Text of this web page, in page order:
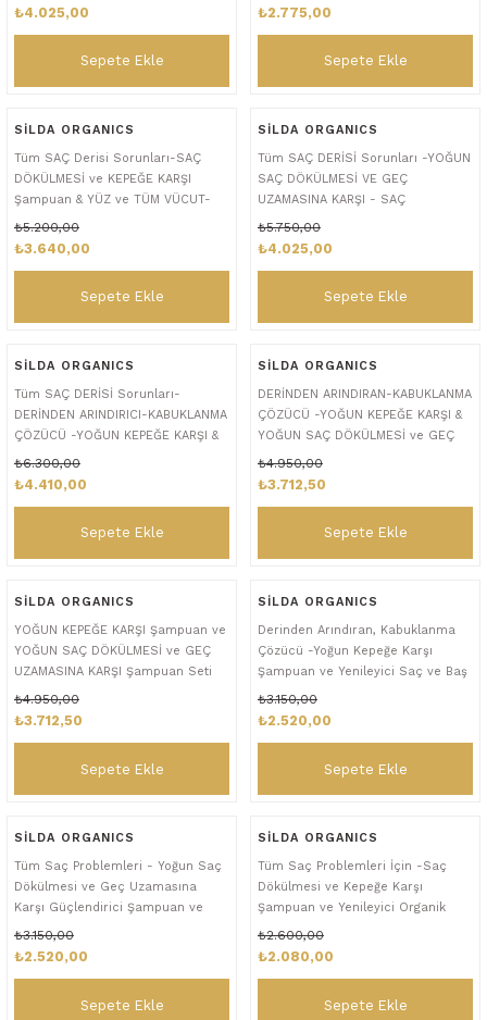
₺4.025,00
Sepete Ekle
₺2.775,00
Sepete Ekle
SİLDA ORGANICS
Tüm SAÇ Derisi Sorunları-SAÇ
DÖKÜLMESİ ve KEPEĞE KARŞI
Şampuan & YÜZ ve TÜM VÜCUT-
SAÇ ve BAŞ DERİSİ için Serum Seti
- 4'lü Set
₺5.200,00
₺3.640,00
Sepete Ekle
SİLDA ORGANICS
Tüm SAÇ DERİSİ Sorunları -YOĞUN
SAÇ DÖKÜLMESİ VE GEÇ
UZAMASINA KARŞI - SAÇ
DÖKÜLMESİ VE KEPEK Şampuan
Seti & YÜZ ve TÜM VÜCUT - SAÇ
₺5.750,00
₺4.025,00
Sepete Ekle
SİLDA ORGANICS
Tüm SAÇ DERİSİ Sorunları-
DERİNDEN ARINDIRICI-KABUKLANMA
ÇÖZÜCÜ -YOĞUN KEPEĞE KARŞI &
YOĞUN SAÇ DÖKÜLMESİ ve GEÇ
UZAMASINA Karşı Şampuan Seti &
₺6.300,00
₺4.410,00
Sepete Ekle
SİLDA ORGANICS
DERİNDEN ARINDIRAN-KABUKLANMA
ÇÖZÜCÜ -YOĞUN KEPEĞE KARŞI &
YOĞUN SAÇ DÖKÜLMESİ ve GEÇ
UZAMASINA KARŞI Şampuan Seti
₺4.950,00
₺3.712,50
Sepete Ekle
SİLDA ORGANICS
YOĞUN KEPEĞE KARŞI Şampuan ve
YOĞUN SAÇ DÖKÜLMESİ ve GEÇ
UZAMASINA KARŞI Şampuan Seti
₺4.950,00
₺3.712,50
Sepete Ekle
SİLDA ORGANICS
Derinden Arındıran, Kabuklanma
Çözücü -Yoğun Kepeğe Karşı
Şampuan ve Yenileyici Saç ve Baş
Derisi Serum Seti
₺3.150,00
₺2.520,00
Sepete Ekle
SİLDA ORGANICS
Tüm Saç Problemleri - Yoğun Saç
Dökülmesi ve Geç Uzamasına
Karşı Güçlendirici Şampuan ve
Yenileyici Organik Saç ve Baş
Derisi Serum Seti
₺3.150,00
₺2.520,00
Sepete Ekle
SİLDA ORGANICS
Tüm Saç Problemleri İçin -Saç
Dökülmesi ve Kepeğe Karşı
Şampuan ve Yenileyici Organik
Saç ve Baş Derisi Serum Seti
₺2.600,00
₺2.080,00
Sepete Ekle